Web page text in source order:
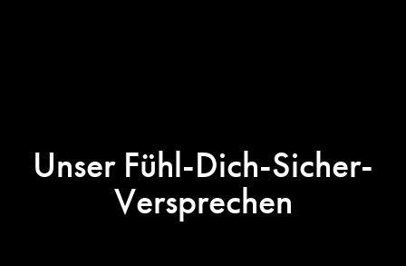
Unser Fühl-Dich-Sicher-
Versprechen